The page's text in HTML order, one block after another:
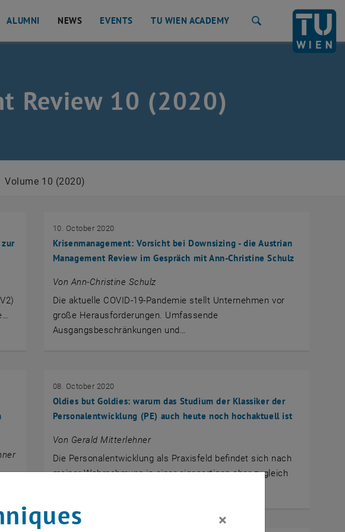
ALUMNI NEWS EVENTS TU WIEN ACADEMY
Review 10 (2020)
Volume 10 (2020)
Krisenmanagement: Vorsicht bei Downsizing - die Austrian
Management Review im Gespräch mit Ann-Christine Schulz
10. October 2020
Von Ann-Christine Schulz
Die aktuelle COVID-19-Pandemie stellt Unternehmen vor
große Herausforderungen. Umfassende
Ausgangsbeschränkungen und…
Oldies but Goldies: warum das Studium der Klassiker der
Personalentwicklung (PE) auch heute noch hochaktuell ist
08. October 2020
Von Gerald Mitterlehner
Die Personalentwicklung als Praxisfeld befindet sich nach
meiner Wahrnehmung in einer eigenartigen aber zugleich
×